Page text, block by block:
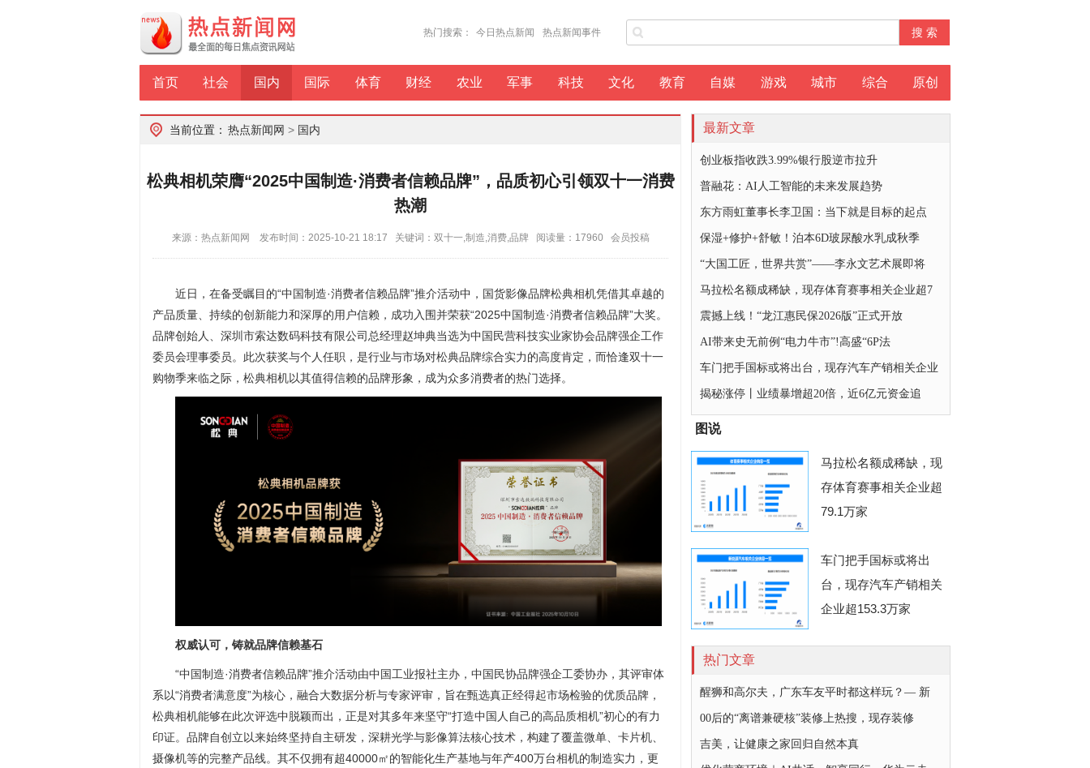
热门搜索： 今日热点新闻 热点新闻事件
首页 社会 国内 国际 体育 财经 农业 军事 科技 文化 教育 自媒 游戏 城市 综合 原创
当前位置： 热点新闻网 > 国内
松典相机荣膺“2025中国制造·消费者信赖品牌”，品质初心引领双十一消费
热潮
来源：热点新闻网 发布时间：2025-10-21 18:17 关键词：双十一,制造,消费,品牌 阅读量：17960 会员投稿
近日，在备受瞩目的“中国制造·消费者信赖品牌”推介活动中，国货影像品牌松典相机凭借其卓越的
产品质量、持续的创新能力和深厚的用户信赖，成功入围并荣获“2025中国制造·消费者信赖品牌”大奖。
品牌创始人、深圳市索达数码科技有限公司总经理赵坤典当选为中国民营科技实业家协会品牌强企工作
委员会理事委员。此次获奖与个人任职，是行业与市场对松典品牌综合实力的高度肯定，而恰逢双十一
购物季来临之际，松典相机以其值得信赖的品牌形象，成为众多消费者的热门选择。
权威认可，铸就品牌信赖基石
“中国制造·消费者信赖品牌”推介活动由中国工业报社主办，中国民协品牌强企工委协办，其评审体
系以“消费者满意度”为核心，融合大数据分析与专家评审，旨在甄选真正经得起市场检验的优质品牌，
松典相机能够在此次评选中脱颖而出，正是对其多年来坚守“打造中国人自己的高品质相机”初心的有力
印证。品牌自创立以来始终坚持自主研发，深耕光学与影像算法核心技术，构建了覆盖微单、卡片机、
摄像机等的完整产品线。其不仅拥有超40000㎡的智能化生产基地与年产400万台相机的制造实力，更
最新文章
创业板指收跌3.99%银行股逆市拉升
普融花：AI人工智能的未来发展趋势
东方雨虹董事长李卫国：当下就是目标的起点
保湿+修护+舒敏！泊本6D玻尿酸水乳成秋季
“大国工匠，世界共赏”——李永文艺术展即将
马拉松名额成稀缺，现存体育赛事相关企业超7
震撼上线！“龙江惠民保2026版”正式开放
AI带来史无前例“电力牛市”!高盛“6P法
车门把手国标或将出台，现存汽车产销相关企业
揭秘涨停丨业绩暴增超20倍，近6亿元资金追
图说
马拉松名额成稀缺，现
存体育赛事相关企业超
79.1万家
车门把手国标或将出
台，现存汽车产销相关
企业超153.3万家
热门文章
醒狮和高尔夫，广东车友平时都这样玩？— 新
00后的“离谱兼硬核”装修上热搜，现存装修
吉美，让健康之家回归自然本真